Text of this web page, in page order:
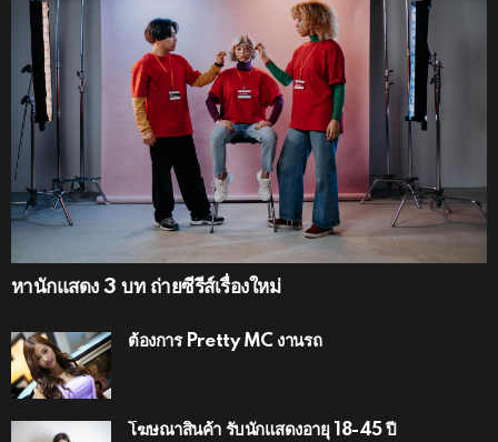
หานักแสดง 3 บท ถ่ายซีรีส์เรื่องใหม่
ต้องการ Pretty MC งานรถ
โฆษณาสินค้า รับนักแสดงอายุ 18-45 ปี